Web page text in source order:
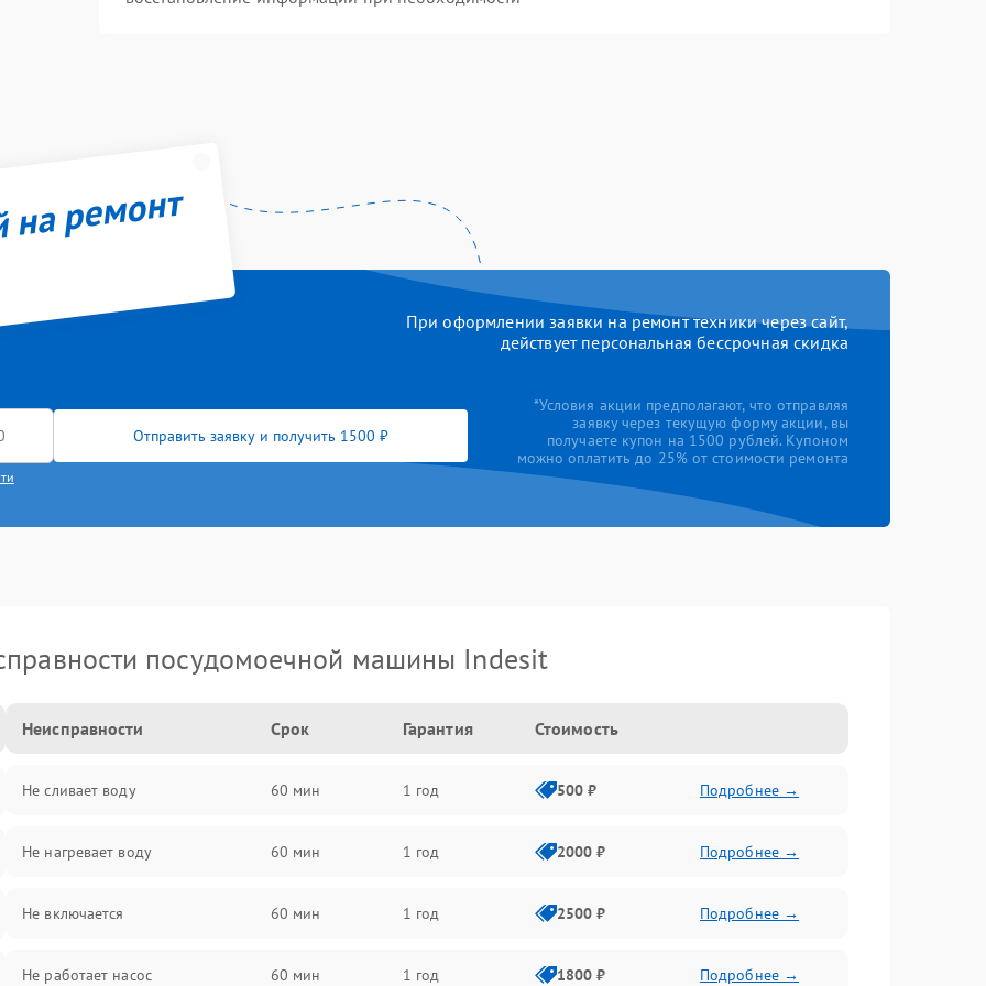
ремонт
При оформлении заявки на ремонт техники через сайт,
действует персональная бессрочная скидка
Отправить заявку и получить 1500 ₽
*Условия акции предполагают, что отправляя
заявку через текущую форму акции, вы
получаете купон на 1500 рублей. Купоном
можно оплатить до 25% от стоимости ремонта
посудомоечной машины Indesit
Неисправности Срок Гарантия Стоимость
Не сливает воду 60 мин 1 год 500 ₽ Подробнее →
Не нагревает воду 60 мин 1 год 2000 ₽ Подробнее →
Не включается 60 мин 1 год 2500 ₽ Подробнее →
Не работает насос 60 мин 1 год 1800 ₽ Подробнее →